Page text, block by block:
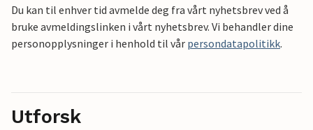
Du kan til enhver tid avmelde deg fra vårt nyhetsbrev ved å
bruke avmeldingslinken i vårt nyhetsbrev. Vi behandler dine
personopplysninger i henhold til vår persondatapolitikk.
Utforsk